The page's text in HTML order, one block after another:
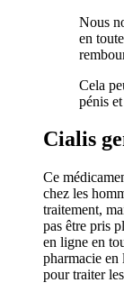
Nous
en
Cela
pénis
Cialis
Ce
chez les
traitement,
pas être pris
en ligne en
pharmacie
pour traiter